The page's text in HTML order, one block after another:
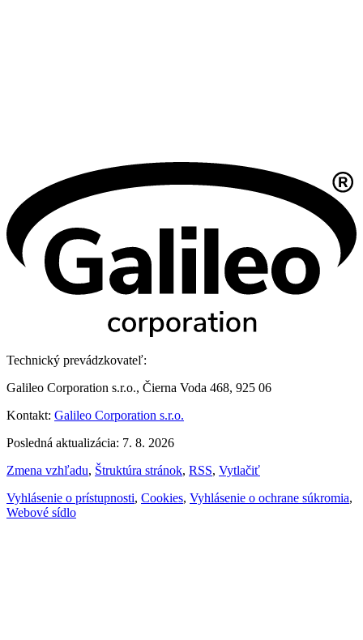
Technický prevádzkovateľ:
Galileo Corporation s.r.o., Čierna Voda 468, 925 06
Kontakt: Galileo Corporation s.r.o.
Posledná aktualizácia: 7. 8. 2026
Zmena vzhľadu, Štruktúra stránok, RSS, Vytlačiť
Vyhlásenie o prístupnosti, Cookies, Vyhlásenie o ochrane súkromia,
Webové sídlo